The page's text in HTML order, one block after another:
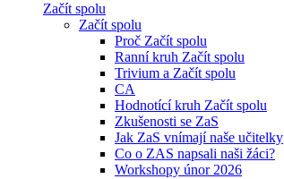
Začít spolu
Začít spolu
Proč Začít spolu
Ranní kruh Začít spolu
Trivium a Začít spolu
CA
Hodnotící kruh Začít spolu
Zkušenosti se ZaS
Jak ZaS vnímají naše učitelky
Co o ZAS napsali naši žáci?
Workshopy únor 2026